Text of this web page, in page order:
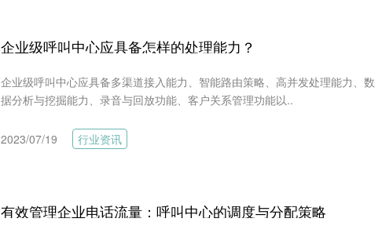
企业级呼叫中心应具备怎样的处理能力？
企业级呼叫中心应具备多渠道接入能力、智能路由策略、高并发处理能力、数
据分析与挖掘能力、录音与回放功能、客户关系管理功能以..
2023/07/19 行业资讯
有效管理企业电话流量：呼叫中心的调度与分配策略